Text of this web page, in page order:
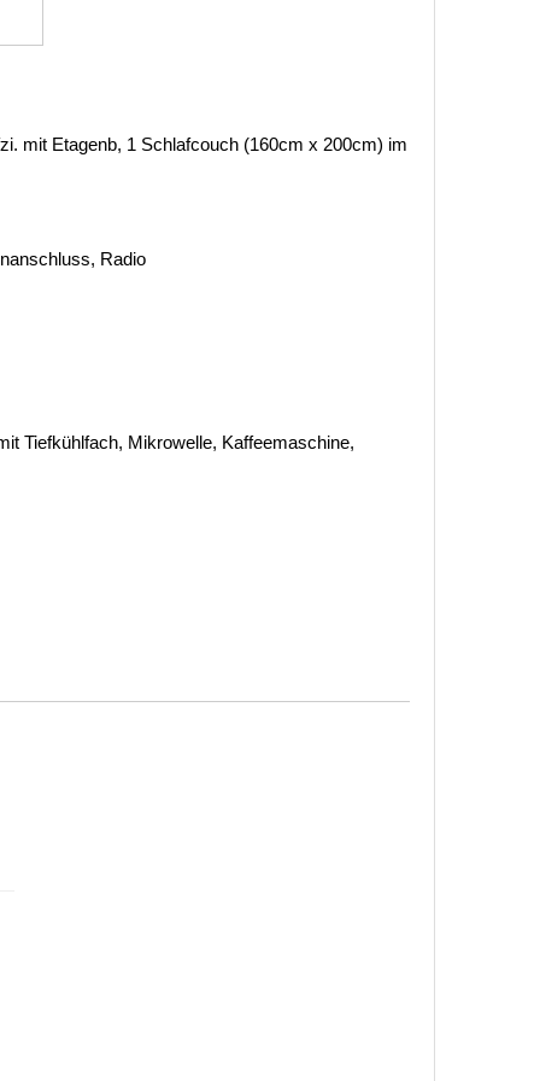
mit Etagenb, 1 Schlafcouch (160cm x 200cm) im
Radio
Tiefkühlfach, Mikrowelle, Kaffeemaschine,